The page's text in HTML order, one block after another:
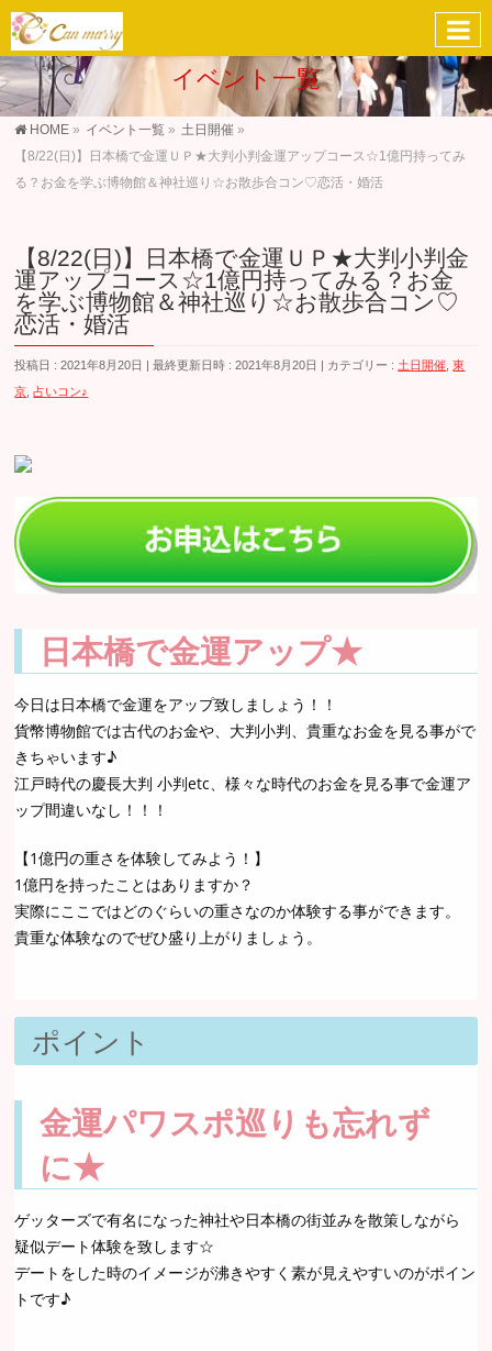
イベント一覧
HOME » イベント一覧 » 土日開催 »
【8/22(日)】日本橋で金運ＵＰ★大判小判金運アップコース☆1億円持ってみ
る？お金を学ぶ博物館＆神社巡り☆お散歩合コン♡恋活・婚活
【8/22(日)】日本橋で金運ＵＰ★大判小判金
運アップコース☆1億円持ってみる？お金
を学ぶ博物館＆神社巡り☆お散歩合コン♡
恋活・婚活
投稿日 : 2021年8月20日 最終更新日時 : 2021年8月20日 カテゴリー : 土日開催 ,東
京 ,占いコン♪
日本橋で金運アップ★
今日は日本橋で金運をアップ致しましょう！！
貨幣博物館では古代のお金や、大判小判、貴重なお金を見る事がで
きちゃいます♪
江戸時代の慶長大判 小判etc、様々な時代のお金を見る事で金運ア
ップ間違いなし！！！
【1億円の重さを体験してみよう！】
1億円を持ったことはありますか？
実際にここではどのぐらいの重さなのか体験する事ができます。
貴重な体験なのでぜひ盛り上がりましょう。
ポイント
金運パワスポ巡りも忘れず
に★
ゲッターズで有名になった神社や日本橋の街並みを散策しながら
疑似デート体験を致します☆
デートをした時のイメージが沸きやすく素が見えやすいのがポイン
トです♪